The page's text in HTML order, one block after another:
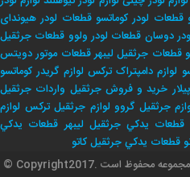
قطعات لودر کوماتسو قطعات لودر هیوندای
دوسان قطعات لودر ولوو قطعات جرثقیل
قطعات جرثقیل لیبهرقطعات موتور دویتس
لوازم دامپتراک ترکس لوازم گریدر کوماتسو
خريد و فروش جرثقيل واردات جرثقيل
جرثقيل گروو لوازم جرثقيل تركس لوازم
قطعات يدكي جرثقيل ليبهر قطعات يدكي
قطعات يدكي جرثقيل كاتو
© Copyrightکلیه حقوق طراحی و عکس ها برای مجموعه محفوظ است .2017 All